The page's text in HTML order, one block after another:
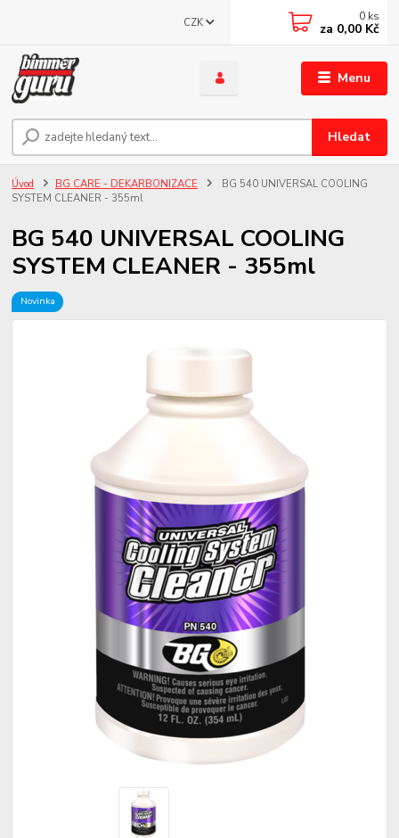
Menu
CZK
Hledat
0 ks
za 0,00 Kč
Úvod BG CARE - DEKARBONIZACE
BG 540 UNIVERSAL COOLING
SYSTEM CLEANER - 355ml
BG 540 UNIVERSAL COOLING
SYSTEM CLEANER - 355ml
Novinka